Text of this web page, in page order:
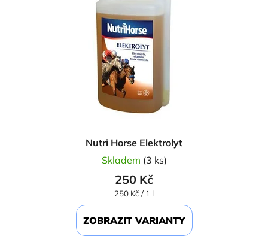
Nutri Horse Elektrolyt
Skladem (3 ks)
250 Kč
Měrná
cena:
250 Kč / 1 l
ZOBRAZIT VARIANTY